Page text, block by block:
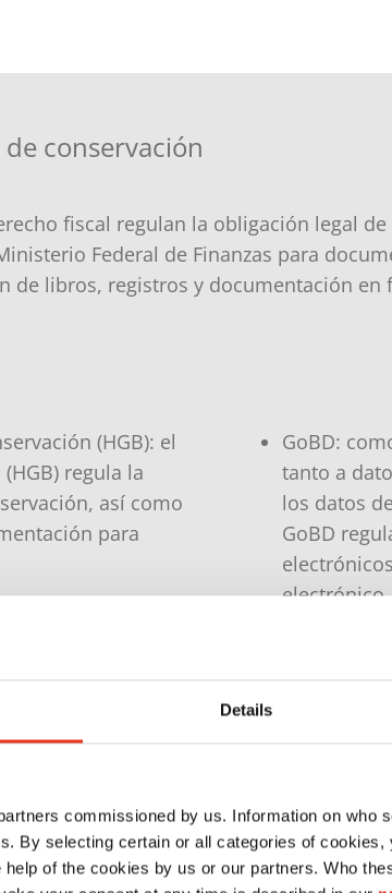
Details
commissioned by us. Information on who
By selecting certain or all categories of
of the cookies by us or our partners. Who
conservación
fiscal regulan la obligación legal
Federal de Finanzas para
de libros, registros y documentación
(HGB): el
regula la
así como
para
(AO): el
el artículo 147
conservación de
GoBD:
tanto a
los datos
GoBD
electrónico
debe
ello se
hacienda